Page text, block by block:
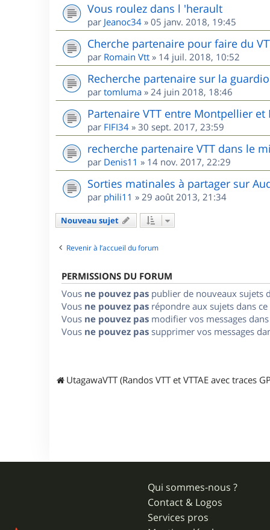
Vous roulez dans l 'herault
par Jeanoc34 » 05 janv. 2018, 19:45
Cherche partenaire pour faire du
par Romain Vtt » 14 juil. 2018, 10:52
Recherche partenaire sur la
par tomluma » 24 juin 2018, 18:46
Partenaire VTT entre Montpellier et
par FIFI34 » 30 sept. 2017, 23:59
recherche partenaire VTT dans le
par Denis11 » 14 nov. 2017, 22:29
Sorties matinales à partager sur
par phili11 » 29 août 2013, 21:34
Nouveau sujet
Revenir à l’accueil du forum
PERMISSIONS DU FORUM
Vous ne pouvez pas publier de nouveaux sujets
Vous ne pouvez pas répondre aux sujets dans
Vous ne pouvez pas modifier vos messages
Vous ne pouvez pas supprimer vos messages
UtagawaVTT (Randos VTT et VTTAE avec traces
Qui sommes-nous ?
Contact & Logos
Services pros